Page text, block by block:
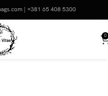
| +381 65 408 5300
0